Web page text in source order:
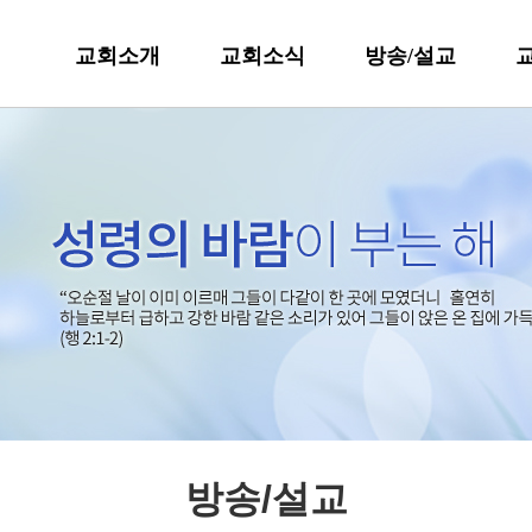
교회소개 교회소식 방송/설교
방송/설교